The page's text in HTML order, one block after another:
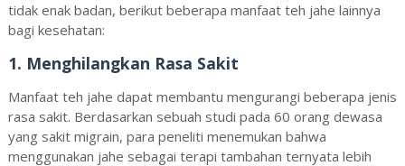
tidak enak badan, berikut beberapa manfaat teh jahe lainnya
bagi kesehatan:
1. Menghilangkan Rasa Sakit
Manfaat teh jahe dapat membantu mengurangi beberapa jenis
rasa sakit. Berdasarkan sebuah studi pada 60 orang dewasa
yang sakit migrain, para peneliti menemukan bahwa
menggunakan jahe sebagai terapi tambahan ternyata lebih